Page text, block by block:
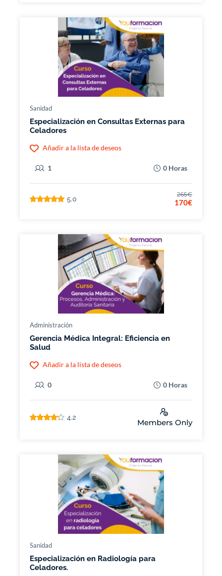
Sanidad
Especialización en Consultas Externas para
Celadores
Añadir a la lista de deseos
1 0 Horas
5.0
265€
170€
Administración
Gerencia Médica Integral: Eficiencia en
Salud
Añadir a la lista de deseos
0 0 Horas
4.2
Members Only
Sanidad
Especialización en Radiología para
Celadores.